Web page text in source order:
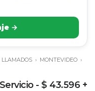
→
LLAMADOS › MONTEVIDEO ›
- $ 43.596 +